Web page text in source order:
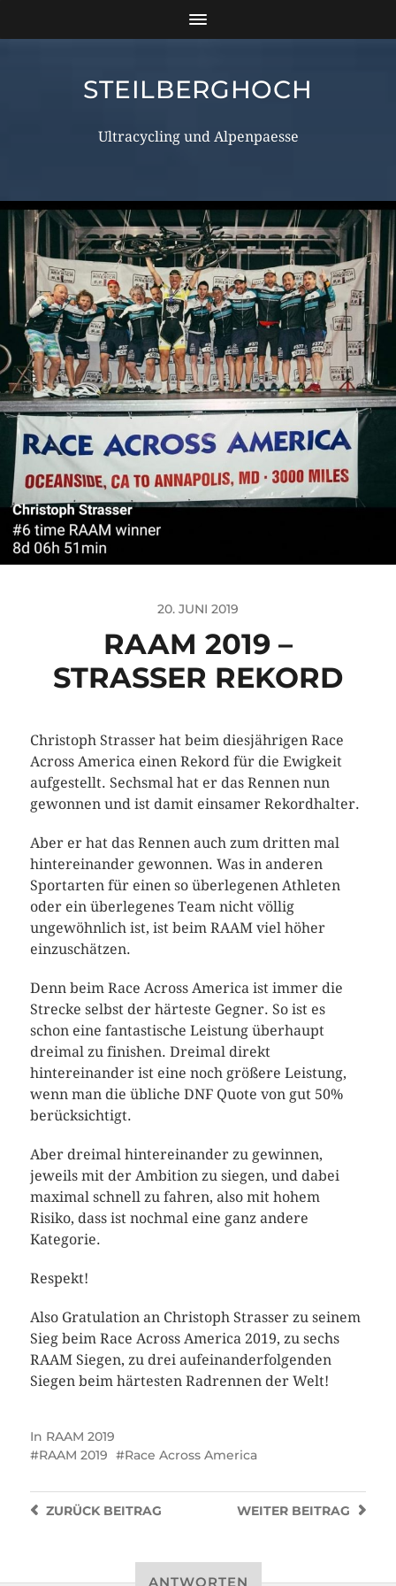
STEILBERGHOCH
Ultracycling und Alpenpaesse
20. JUNI 2019
RAAM 2019 –
STRASSER REKORD
Christoph Strasser hat beim diesjährigen Race
Across America einen Rekord für die Ewigkeit
aufgestellt. Sechsmal hat er das Rennen nun
gewonnen und ist damit einsamer Rekordhalter.
Aber er hat das Rennen auch zum dritten mal
hintereinander gewonnen. Was in anderen
Sportarten für einen so überlegenen Athleten
oder ein überlegenes Team nicht völlig
ungewöhnlich ist, ist beim RAAM viel höher
einzuschätzen.
Denn beim Race Across America ist immer die
Strecke selbst der härteste Gegner. So ist es
schon eine fantastische Leistung überhaupt
dreimal zu finishen. Dreimal direkt
hintereinander ist eine noch größere Leistung,
wenn man die übliche DNF Quote von gut 50%
berücksichtigt.
Aber dreimal hintereinander zu gewinnen,
jeweils mit der Ambition zu siegen, und dabei
maximal schnell zu fahren, also mit hohem
Risiko, dass ist nochmal eine ganz andere
Kategorie.
Respekt!
Also Gratulation an Christoph Strasser zu seinem
Sieg beim Race Across America 2019, zu sechs
RAAM Siegen, zu drei aufeinanderfolgenden
Siegen beim härtesten Radrennen der Welt!
In RAAM 2019
RAAM 2019
Race Across America
WEITER BEITRAG
ZURÜCKBEITRAG
ANTWORTEN